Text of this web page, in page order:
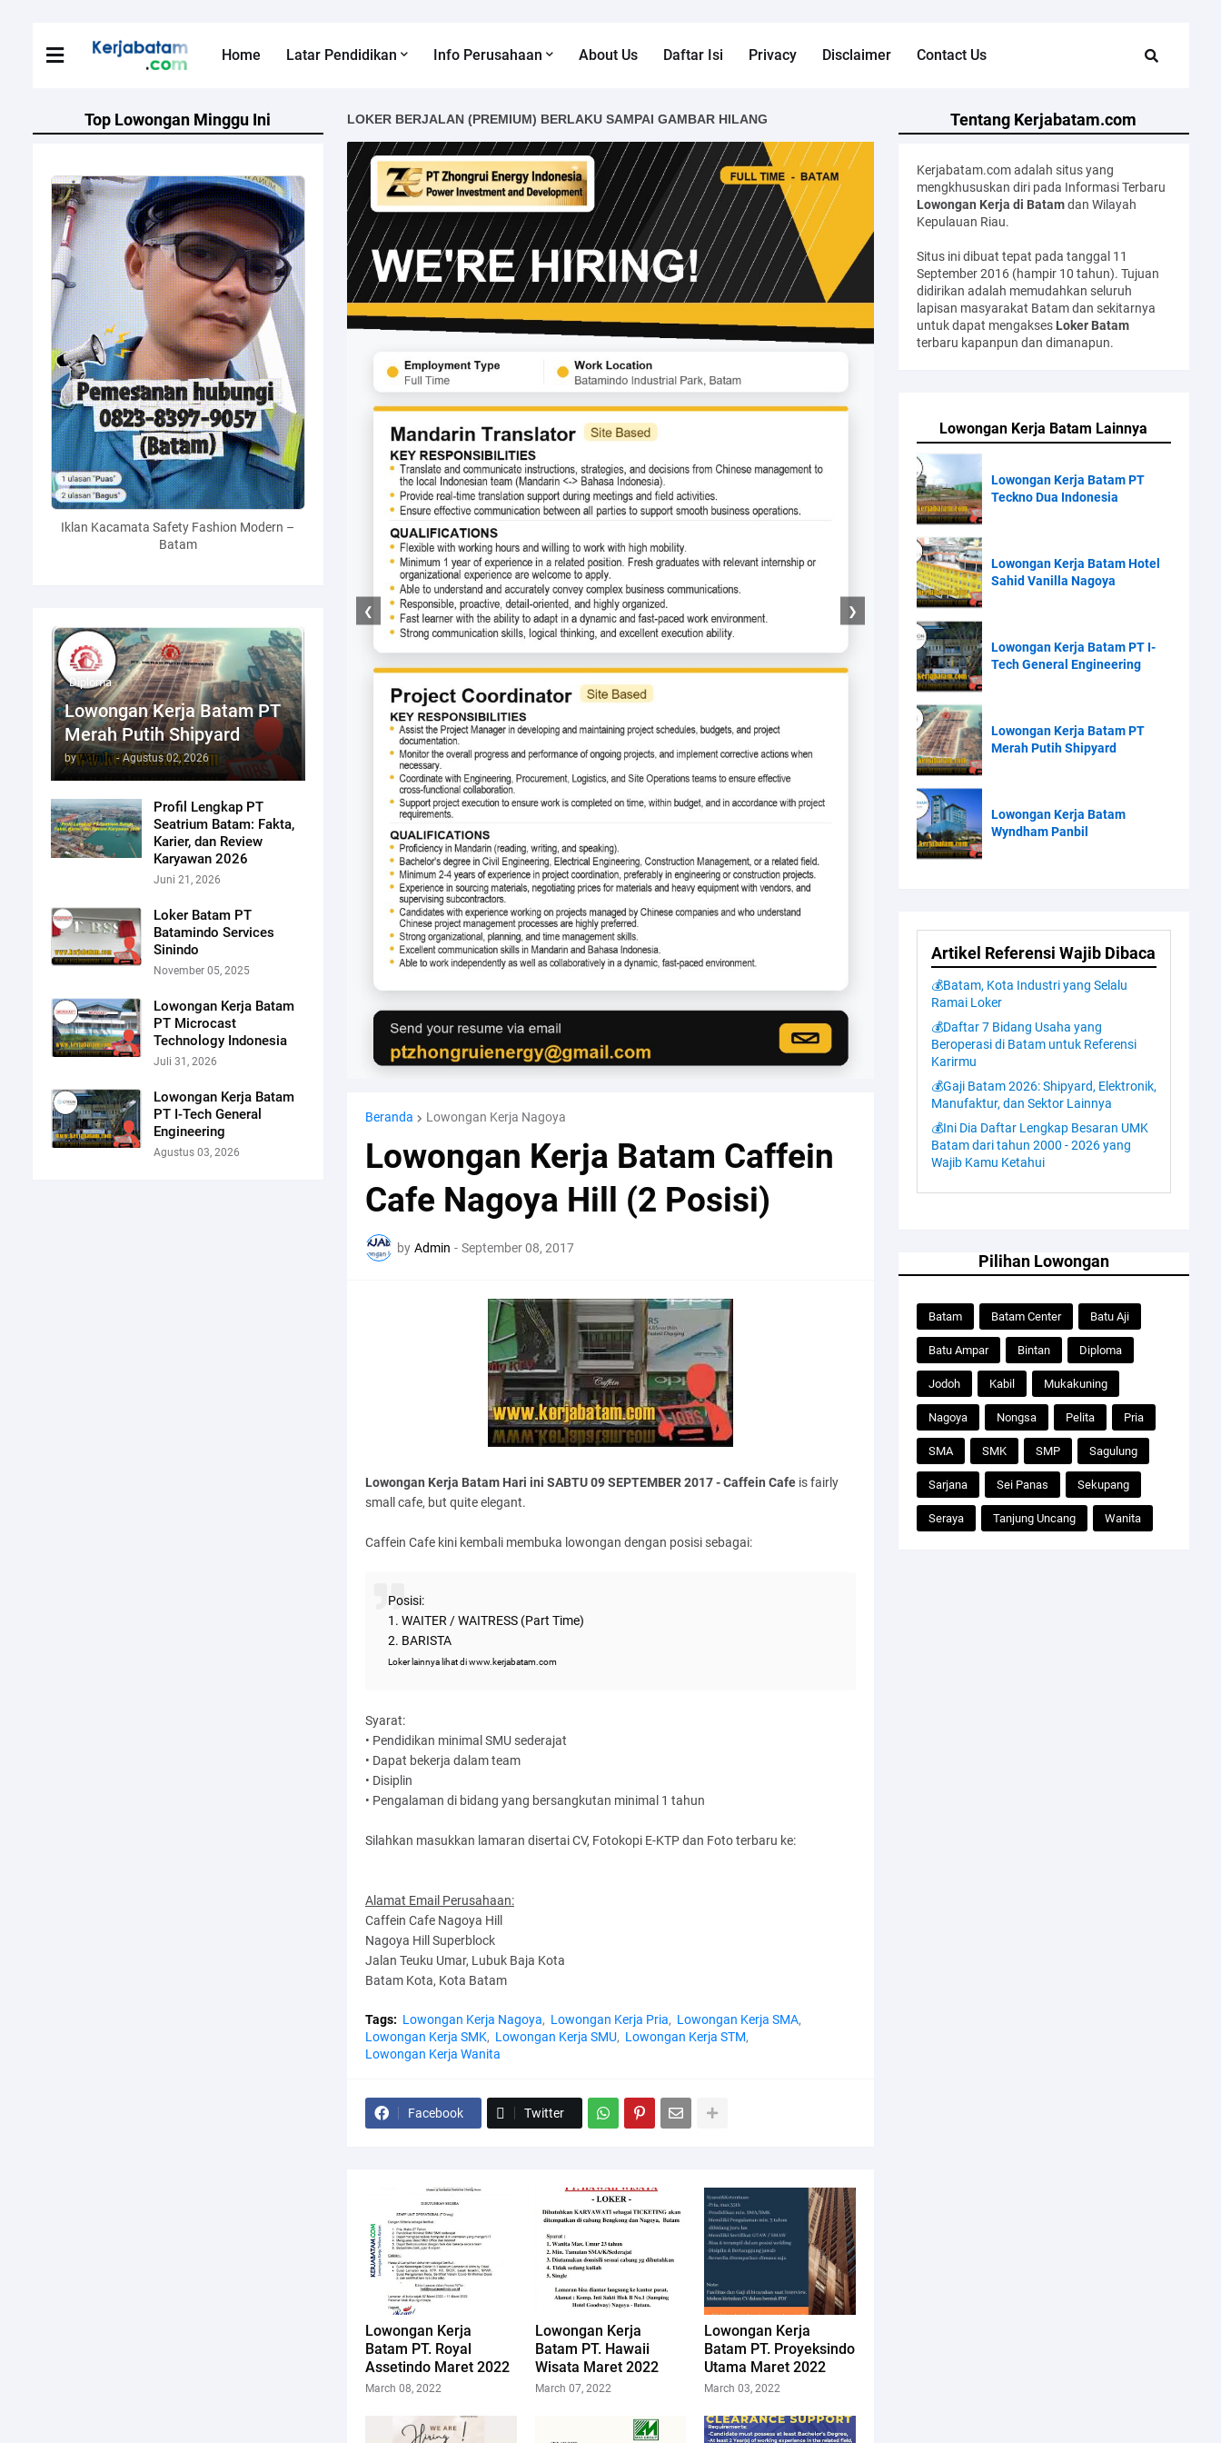
Home Latar Pendidikan Info Perusahaan About Us Daftar Isi Privacy Disclaimer Contact Us
Top Lowongan Minggu Ini
Iklan Kacamata Safety Fashion Modern –
Batam
Diploma
Lowongan Kerja Batam PT
Merah Putih Shipyard
by Admin - Agustus 02, 2026
Profil Lengkap PT
Seatrium Batam: Fakta,
Karier, dan Review
Karyawan 2026
Juni 21, 2026
Loker Batam PT
Batamindo Services
Sinindo
November 05, 2025
Lowongan Kerja Batam
PT Microcast
Technology Indonesia
Juli 31, 2026
Lowongan Kerja Batam
PT I-Tech General
Engineering
Agustus 03, 2026
LOKER BERJALAN (PREMIUM) BERLAKU SAMPAI GAMBAR HILANG
❮ ❯
Beranda Lowongan Kerja Nagoya
Lowongan Kerja Batam Caffein
Cafe Nagoya Hill (2 Posisi)
by Admin - September 08, 2017
Lowongan Kerja Batam Hari ini SABTU 09 SEPTEMBER 2017 - Caffein Cafe is fairly
small cafe, but quite elegant.
Caffein Cafe kini kembali membuka lowongan dengan posisi sebagai:
Posisi:
1. WAITER / WAITRESS (Part Time)
2. BARISTA
Loker lainnya lihat di www.kerjabatam.com
Syarat:
• Pendidikan minimal SMU sederajat
• Dapat bekerja dalam team
• Disiplin
• Pengalaman di bidang yang bersangkutan minimal 1 tahun
Silahkan masukkan lamaran disertai CV, Fotokopi E-KTP dan Foto terbaru ke:
Alamat Email Perusahaan:
Caffein Cafe Nagoya Hill
Nagoya Hill Superblock
Jalan Teuku Umar, Lubuk Baja Kota
Batam Kota, Kota Batam
Tags: Lowongan Kerja Nagoya Lowongan Kerja Pria
Lowongan Kerja SMA
Lowongan Kerja SMK
Lowongan Kerja SMU
Lowongan Kerja STM
Lowongan Kerja Wanita
Facebook Twitter
Lowongan Kerja
Batam PT. Royal
Assetindo Maret 2022
March 08, 2022
Lowongan Kerja
Batam PT. Hawaii
Wisata Maret 2022
March 07, 2022
Lowongan Kerja
Batam PT. Proyeksindo
Utama Maret 2022
March 03, 2022
Tentang Kerjabatam.com
Kerjabatam.com adalah situs yang
mengkhususkan diri pada Informasi Terbaru
Lowongan Kerja di Batamdan Wilayah
Kepulauan Riau.
Situs ini dibuat tepat pada tanggal 11
September 2016 (hampir 10 tahun). Tujuan
didirikan adalah memudahkan seluruh
lapisan masyarakat Batam dan sekitarnya
untuk dapat mengakses Loker Batam
terbaru kapanpun dan dimanapun.
Lowongan Kerja Batam Lainnya
Lowongan Kerja Batam PT
Teckno Dua Indonesia
Lowongan Kerja Batam Hotel
Sahid Vanilla Nagoya
Lowongan Kerja Batam PT I-
Tech General Engineering
Lowongan Kerja Batam PT
Merah Putih Shipyard
Lowongan Kerja Batam
Wyndham Panbil
Artikel Referensi Wajib Dibaca
💰Batam, Kota Industri yang Selalu
Ramai Loker
💰Daftar 7 Bidang Usaha yang
Beroperasi di Batam untuk Referensi
Karirmu
💰Gaji Batam 2026: Shipyard, Elektronik,
Manufaktur, dan Sektor Lainnya
💰Ini Dia Daftar Lengkap Besaran UMK
Batam dari tahun 2000 - 2026 yang
Wajib Kamu Ketahui
Pilihan Lowongan
Batam Batam Center Batu Aji
Batu Ampar Bintan Diploma
Jodoh Kabil Mukakuning
Nagoya Nongsa Pelita Pria
SMA SMK SMP Sagulung
Sarjana Sei Panas Sekupang
Seraya Tanjung Uncang Wanita